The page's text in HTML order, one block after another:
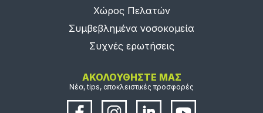
Χώρος Πελατών
Συμβεβλημένα νοσοκομεία
Συχνές ερωτήσεις
ΑΚΟΛΟΥΘΗΣΤΕ ΜΑΣ
Νέα, tips, αποκλειστικές προσφορές